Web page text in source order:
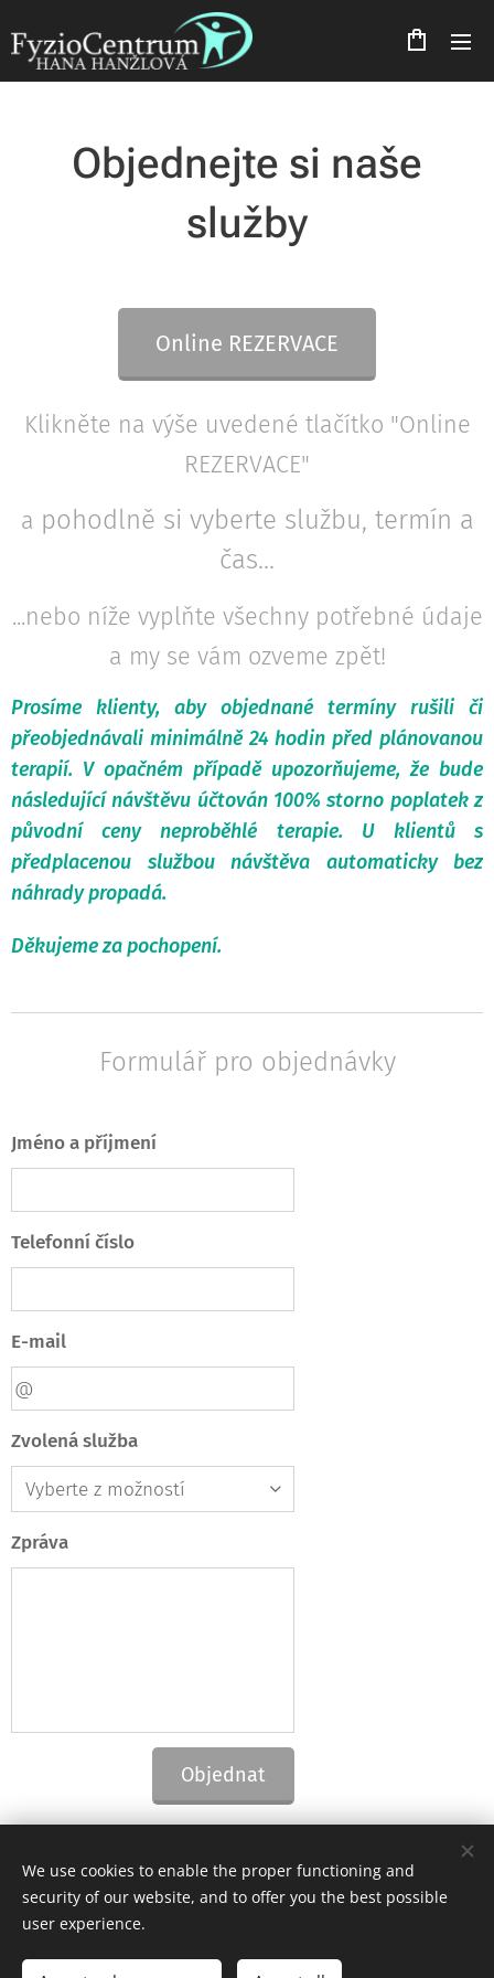
Objednejte si naše
služby
Online REZERVACE
Klikněte na výše uvedené tlačítko "Online
REZERVACE"
a pohodlně si vyberte službu, termín a
čas...
...nebo níže vyplňte všechny potřebné údaje
a my se vám ozveme zpět!
Prosíme klienty, aby objednané termíny rušili či
přeobjednávali minimálně 24 hodin před plánovanou
terapií. V opačném případě upozorňujeme, že bude
následující návštěvu účtován 100% storno poplatek z
původní ceny neproběhlé terapie. U klientů s
předplacenou službou návštěva automaticky bez
náhrady propadá.
Děkujeme za pochopení.
Formulář pro objednávky
Jméno a příjmení
Telefonní číslo
E-mail
Zvolená služba
Zpráva
Objednat
© 2019 FyzioCentrum Hanžlová
Languages
We use cookies to enable the proper functioning and
security of our website, and to offer you the best possible
user experience.